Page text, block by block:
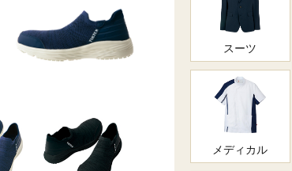
スーツ
メディカル